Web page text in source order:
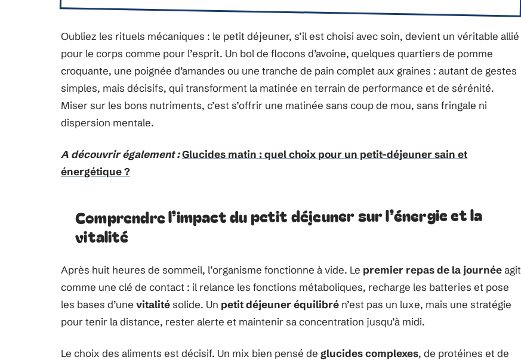
Oubliez les rituels mécaniques : le petit déjeuner, s’il est choisi avec soin, devient un véritable allié
pour le corps comme pour l’esprit. Un bol de flocons d’avoine, quelques quartiers de pomme
croquante, une poignée d’amandes ou une tranche de pain complet aux graines : autant de gestes
simples, mais décisifs, qui transforment la matinée en terrain de performance et de sérénité.
Miser sur les bons nutriments, c’est s’offrir une matinée sans coup de mou, sans fringale ni
dispersion mentale.
A découvrir également :Glucides matin : quel choix pour un petit-déjeuner sain et
énergétique ?
Comprendre l’impact du petit déjeuner sur l’énergie et la
vitalité
Après huit heures de sommeil, l’organisme fonctionne à vide. Le premier repas de la journéeagit
comme une clé de contact : il relance les fonctions métaboliques, recharge les batteries et pose
les bases d’une vitalitésolide. Un petit déjeuner équilibré n’est pas un luxe, mais une stratégie
pour tenir la distance, rester alerte et maintenir sa concentration jusqu’à midi.
Le choix des aliments est décisif. Un mix bien pensé de glucides complexes, de protéines et de